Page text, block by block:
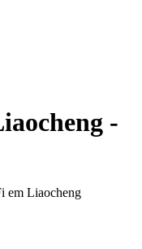
-
em Liaocheng